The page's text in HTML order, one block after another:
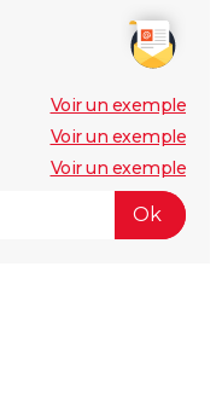
Voir un exemple
Voir un exemple
Voir un exemple